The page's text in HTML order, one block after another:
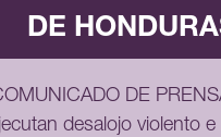
DE
DE
desalojo violento e